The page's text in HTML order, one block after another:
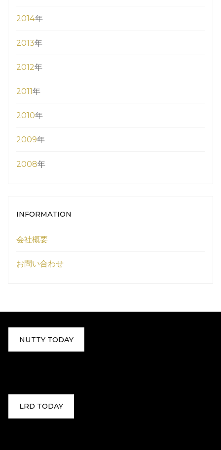
2014年
2013年
2012年
2011年
2010年
2009年
2008年
INFORMATION
会社概要
お問い合わせ
NUTTY TODAY
LRD TODAY